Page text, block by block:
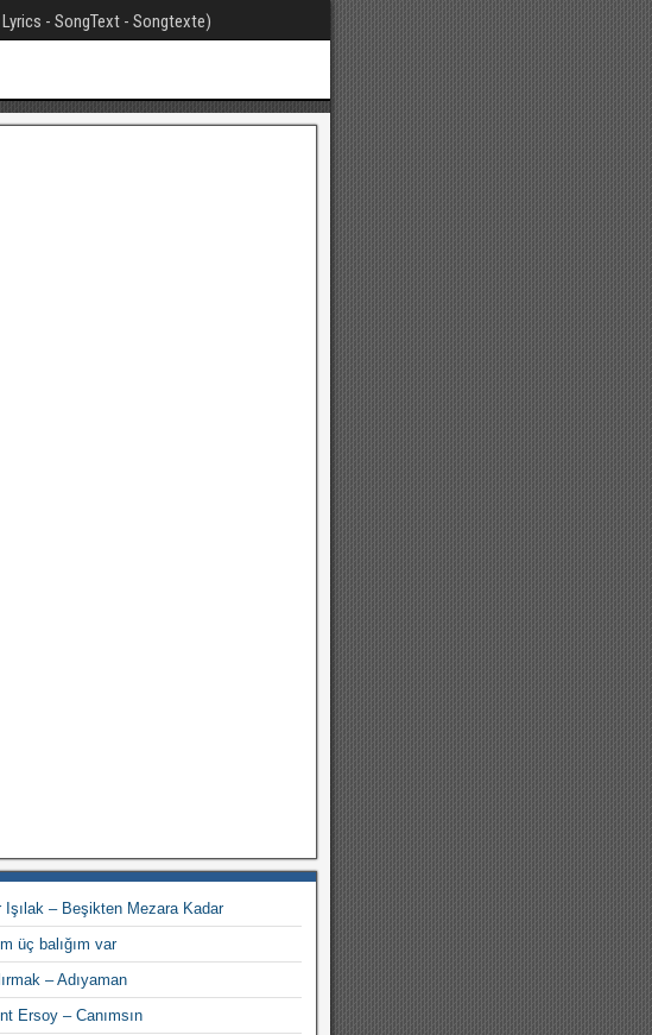
Lyrics - SongText - Songtexte)
Işılak – Beşikten Mezara Kadar
üç balığım var
– Adıyaman
Ersoy – Canımsın